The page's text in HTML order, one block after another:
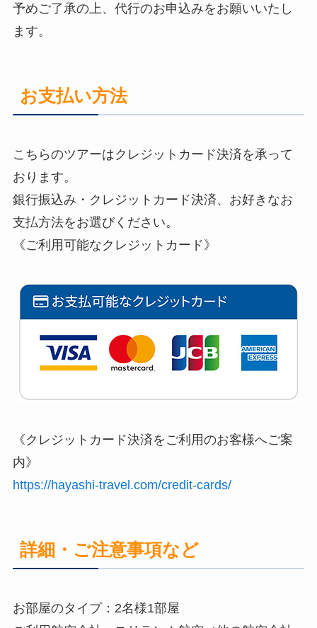
予めご了承の上、代行のお申込みをお願いいたし
ます。
お支払い方法
こちらのツアーはクレジットカード決済を承って
おります。
銀行振込み・クレジットカード決済、お好きなお
支払方法をお選びください。
《ご利用可能なクレジットカード》
《クレジットカード決済をご利用のお客様へご案
内》
https://hayashi-travel.com/credit-cards/
詳細・ご注意事項など
お部屋のタイプ：2名様1部屋